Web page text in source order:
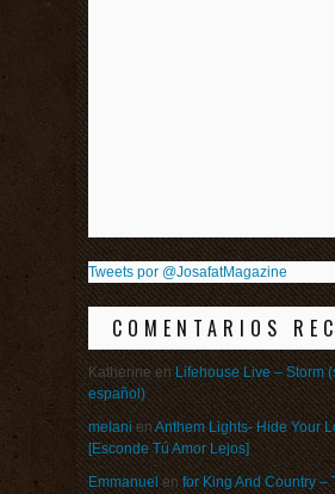
Tweets por @JosafatMagazine
COMENTARIOS
KatherineenLifehouse Live – Storm
español)
melanienAnthem Lights- Hide Your
[Esconde Tú Amor Lejos]
Emmanuelenfor King And Country –